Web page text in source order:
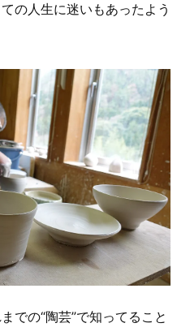
の人生に迷いもあったよう
での“陶芸”で知ってること